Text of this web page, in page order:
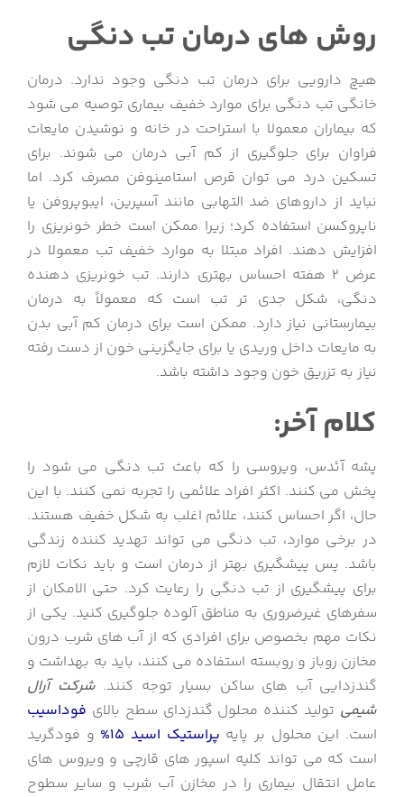
روش های درمان تب دنگی
هیچ دارویی برای درمان تب دنگی وجود ندارد. درمان
خانگی تب دنگی برای موارد خفیف بیماری توصیه می شود
که بیماران معمولا با استراحت در خانه و نوشیدن مایعات
فراوان برای جلوگیری از کم آبی درمان می شوند. برای
تسکین درد می توان قرص استامینوفن مصرف کرد. اما
نباید از داروهای ضد التهابی مانند آسپرین، ایبوپروفن یا
ناپروکسن استفاده کرد؛ زیرا ممکن است خطر خونریزی را
افزایش دهند. افراد مبتلا به موارد خفیف تب معمولا در
عرض 2 هفته احساس بهتری دارند. تب خونریزی دهنده
دنگی، شکل جدی تر تب است که معمولاً به درمان
بیمارستانی نیاز دارد. ممکن است برای درمان کم آبی بدن
به مایعات داخل وریدی یا برای جایگزینی خون از دست رفته
نیاز به تزریق خون وجود داشته باشد.
کلام آخر:
پشه آئدس، ویروسی را که باعث تب دنگی می شود را
پخش می کنند. اکثر افراد علائمی را تجربه نمی کنند. با این
حال، اگر احساس کنند، علائم اغلب به شکل خفیف هستند.
در برخی موارد، تب دنگی می تواند تهدید کننده زندگی
باشد. پس پیشگیری بهتر از درمان است و باید نکات لازم
برای پیشگیری از تب دنگی را رعایت کرد. حتی الامکان از
سفرهای غیرضروری به مناطق آلوده جلوگیری کنید. یکی از
نکات مهم بخصوص برای افرادی که از آب های شرب درون
مخازن روباز و روبسته استفاده می کنند، باید به بهداشت و
گندزدایی آب های ساکن بسیار توجه کنند.شرکت آرال
شیمی تولید کننده محلول گندزدای سطح بالای فوداسیب
است. این محلول بر پایه پراستیک اسید 15%
و فودگرید
است که می تواند کلیه اسپور های قارچی و ویروس های
عامل انتقال بیماری را در مخازن آب شرب و سایر سطوح